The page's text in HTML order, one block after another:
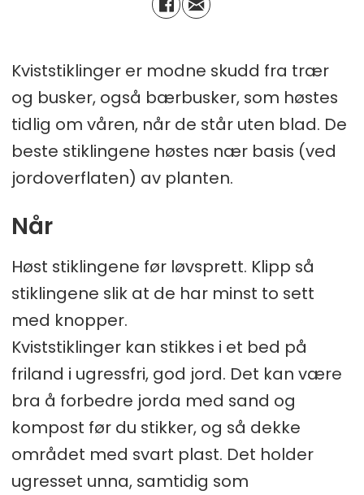
Kviststiklinger er modne skudd fra trær
og busker, også bærbusker, som høstes
tidlig om våren, når de står uten blad. De
beste stiklingene høstes nær basis (ved
jordoverflaten) av planten.
Når
Høst stiklingene før løvsprett. Klipp så
stiklingene slik at de har minst to sett
med knopper.
Kviststiklinger kan stikkes i et bed på
friland i ugressfri, god jord. Det kan være
bra å forbedre jorda med sand og
kompost før du stikker, og så dekke
området med svart plast. Det holder
ugresset unna, samtidig som